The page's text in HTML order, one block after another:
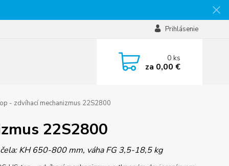
Prihlásenie
0ks
za 0,00 €
- zdvíhací mechanizmus 22S2800
22S2800
KH 650-800 mm, váha FG 3,5-18,5 kg